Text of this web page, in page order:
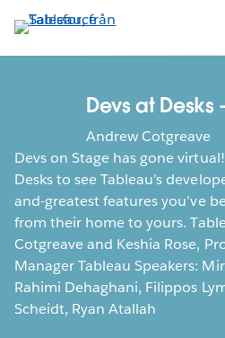
vidare
till
Devs at Desks
Andrew Cotgreave
Devs on Stage has gone
Desks to see Tableau’s
and-greatest features you’ve
from their home to yours.
Cotgreave and Keshia Rose,
Manager Tableau Speakers:
Rahimi Dehaghani, Filippos
Scheidt, Ryan Atallah